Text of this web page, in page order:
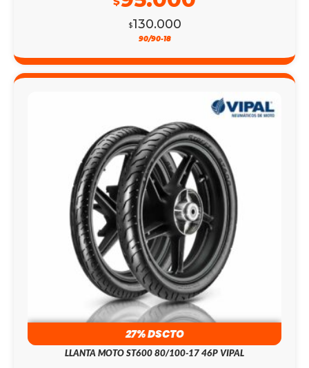
$130.000
90/90-18
27% DSCTO
LLANTA MOTO ST600 80/100-17 46P VIPAL